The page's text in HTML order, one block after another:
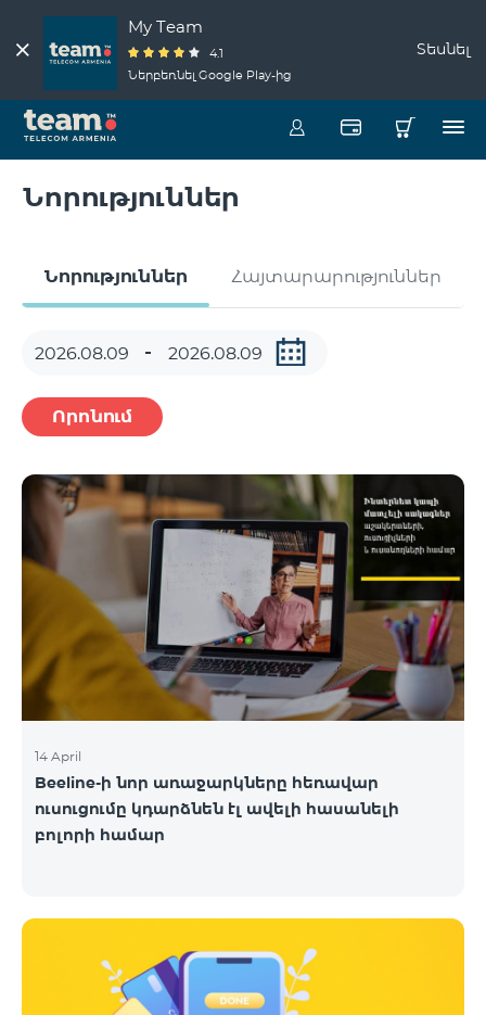
My Team
4.1
Ներբեռնել Google Play-ից
Տեսնել
Նորություններ
Նորություններ Հայտարարություններ
Որոնում
14 April
Beeline-ի նոր առաջարկները հեռավար
ուսուցումը կդարձնեն էլ ավելի հասանելի
բոլորի համար